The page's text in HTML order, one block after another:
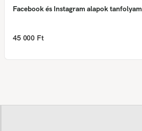
Facebook és Instagram alapok tanfolyam
45 000 Ft